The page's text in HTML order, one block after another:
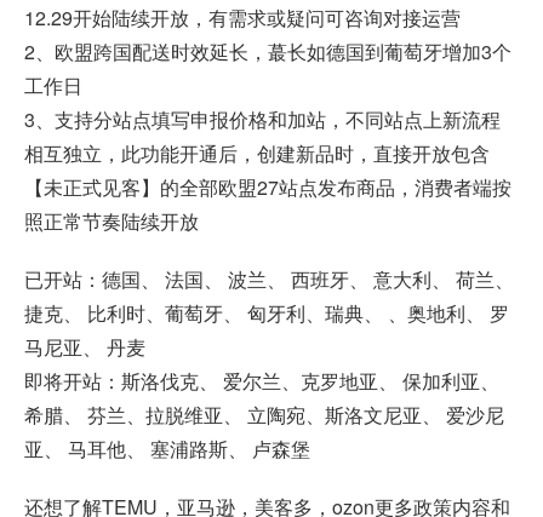
12.29开始陆续开放，有需求或疑问可咨询对接运营
2、欧盟跨国配送时效延长，蕞长如德国到葡萄牙增加3个
工作日
3、支持分站点填写申报价格和加站，不同站点上新流程
相互独立，此功能开通后，创建新品时，直接开放包含
【未正式见客】的全部欧盟27站点发布商品，消费者端按
照正常节奏陆续开放
已开站：德国、 法国、 波兰、 西班牙、 意大利、 荷兰、
捷克、 比利时、葡萄牙、 匈牙利、瑞典、 、奥地利、 罗
马尼亚、 丹麦
即将开站：斯洛伐克、 爱尔兰、克罗地亚、 保加利亚、
希腊、 芬兰、拉脱维亚、 立陶宛、斯洛文尼亚、 爱沙尼
亚、 马耳他、 塞浦路斯、 卢森堡
还想了解TEMU，亚马逊，美客多，ozon更多政策内容和